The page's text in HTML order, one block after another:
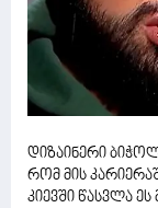
დიზაინერი
რომ მის
კიევში წასვლა